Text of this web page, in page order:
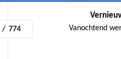
/ 774 Vanochtend